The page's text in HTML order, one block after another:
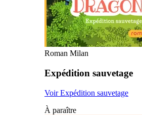
Roman Milan
Expédition sauvetage
Voir Expédition sauvetage
À paraître